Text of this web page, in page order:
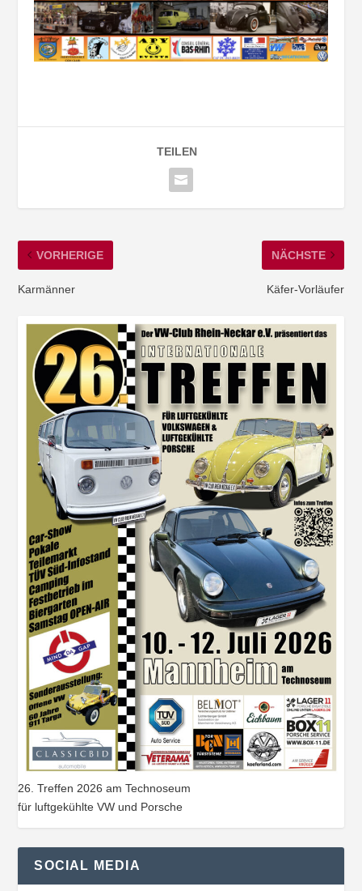
TEILEN
VORHERIGE
Karmänner
NÄCHSTE
Käfer-Vorläufer
26. Treffen 2026 am Technoseum
für luftgekühlte VW und Porsche
SOCIAL MEDIA